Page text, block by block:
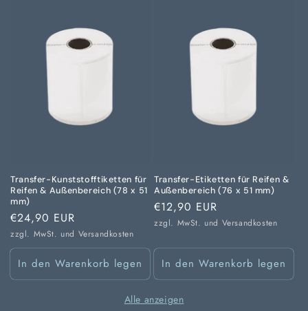
Transfer-Kunststofftiketten für
Reifen & Außenbereich (78 x 51
mm)
Normaler
Preis
€24,90 EUR
zzgl. MwSt. und Versandkosten
In den Warenkorb legen
Transfer-Etiketten für Reifen &
Außenbereich (76 x 51 mm)
Normaler
Preis
€12,90 EUR
zzgl. MwSt. und Versandkosten
In den Warenkorb legen
Alle anzeigen